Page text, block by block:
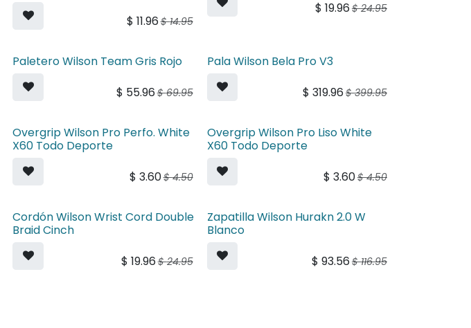
$ 11.96$14.95
$ 19.96 $24.95
Paletero Wilson Team Gris Rojo
$ 55.96$69.95
Pala Wilson Bela Pro V3
$ 319.96 $399.95
Overgrip Wilson Pro Perfo. White
X60 Todo Deporte
$ 3.60$4.50
Overgrip Wilson Pro Liso White
X60 Todo Deporte
$ 3.60$4.50
Cordón Wilson Wrist Cord Double
Braid Cinch
$ 19.96$24.95
Zapatilla Wilson Hurakn 2.0 W
Blanco
$ 93.56 $116.95